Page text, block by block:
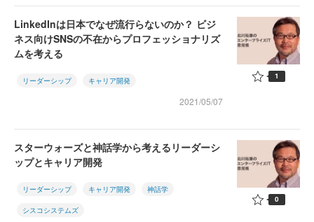
LinkedInは日本でなぜ流行らないのか？ ビジ
ネス向けSNSの不在からプロフェッショナリズ
ムを考える
リーダーシップ キャリア開発
2021/05/07
1
スターウォーズと神話学から考えるリーダーシ
ップとキャリア開発
リーダーシップ キャリア開発 神話学
シスコシステムズ
0